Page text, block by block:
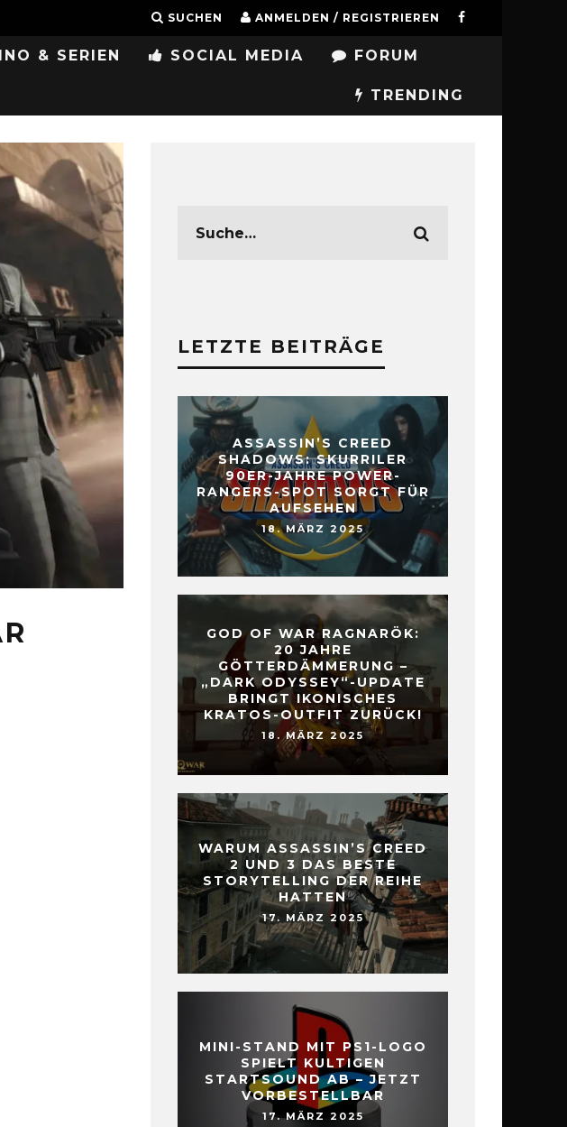
SUCHEN ANMELDEN / REGISTRIEREN
& SERIEN SOCIAL MEDIA FORUM
TRENDING
LETZTE BEITRÄGE
ASSASSIN’S CREED
SHADOWS: SKURRILER
90ER-JAHRE POWER-
RANGERS-SPOT SORGT FÜR
AUFSEHEN
18. MÄRZ 2025
GOD OF WAR RAGNARÖK:
20 JAHRE
GÖTTERDÄMMERUNG –
„DARK ODYSSEY“-UPDATE
BRINGT IKONISCHES
KRATOS-OUTFIT ZURÜCK!
18. MÄRZ 2025
WARUM ASSASSIN’S CREED
2 UND 3 DAS BESTE
STORYTELLING DER REIHE
HATTEN
17. MÄRZ 2025
MINI-STAND MIT PS1-LOGO
SPIELT KULTIGEN
STARTSOUND AB – JETZT
VORBESTELLBAR
17. MÄRZ 2025